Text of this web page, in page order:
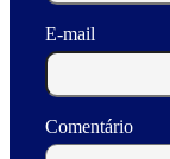
E-mail
Comentário